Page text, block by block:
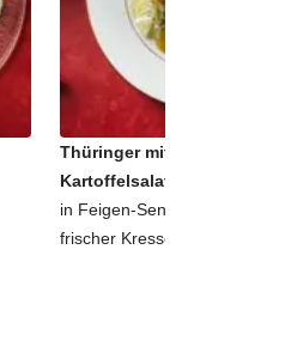
Thüringer mit schnellem
Kartoffelsalat
in Feigen-Senf-Dressing,
frischer Kresse